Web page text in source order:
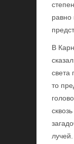
равно
В
света
то